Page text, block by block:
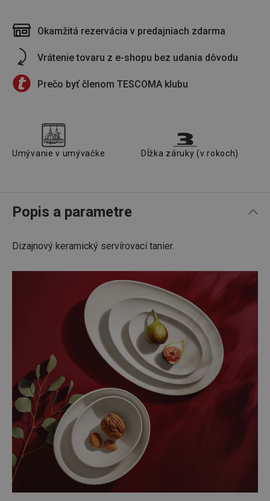
Okamžitá rezervácia v predajniach zdarma
Vrátenie tovaru z e-shopu bez udania dôvodu
Prečo byť členom TESCOMA klubu
Umývanie v umývačke Dĺžka záruky (v rokoch)
Popis a parametre
Dizajnový keramický servírovací tanier.